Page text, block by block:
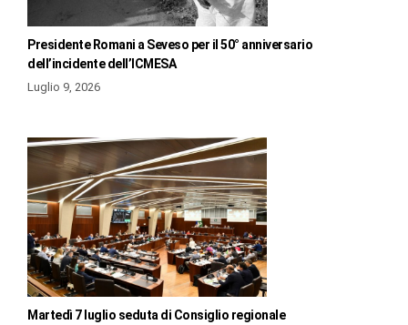
Presidente Romani a Seveso per il 50° anniversario
dell’incidente dell’ICMESA
Luglio 9, 2026
Martedì 7 luglio seduta di Consiglio regionale